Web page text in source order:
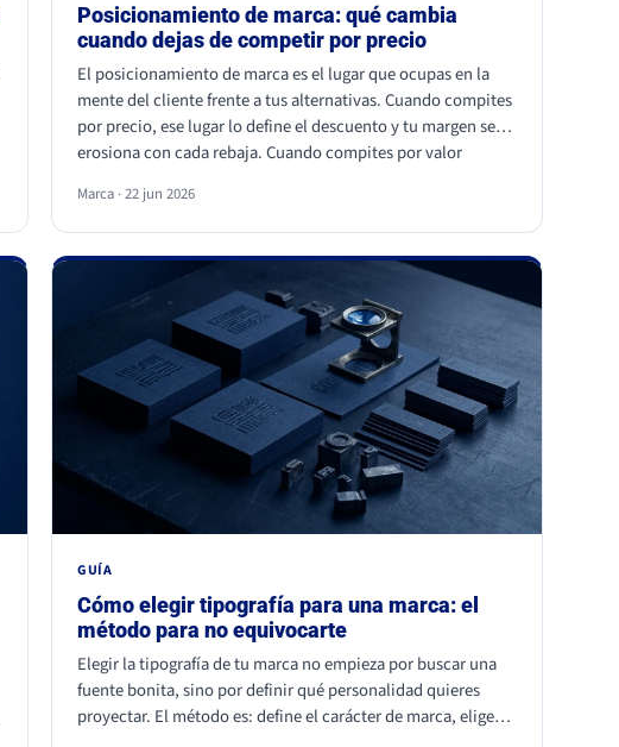
Posicionamiento de marca: qué cambia
cuando dejas de competir por precio
El posicionamiento de marca es el lugar que ocupas en la
mente del cliente frente a tus alternativas. Cuando compites
por precio, ese lugar lo define el descuento y tu margen se
erosiona con cada rebaja. Cuando compites por valor
que las marcas percibidas como significativamente
diferentes consiguen que se pague hasta un 38% más.
Marca · 22 jun 2026
GUÍA
Cómo elegir tipografía para una marca: el
método para no equivocarte
Elegir la tipografía de tu marca no empieza por buscar una
fuente bonita, sino por definir qué personalidad quieres
proyectar. El método es: define el carácter de marca, elige